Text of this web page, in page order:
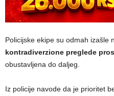
Policijske ekipe su odmah izašle
kontradiverzione preglede
obustavljena do daljeg.
Iz policije navode da je prioritet